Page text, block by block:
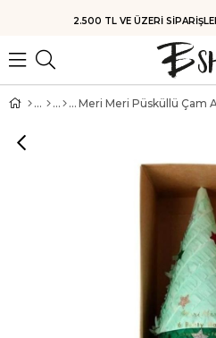
2.500 TL VE ÜZERİ
Meri Meri Püsküllü Çam